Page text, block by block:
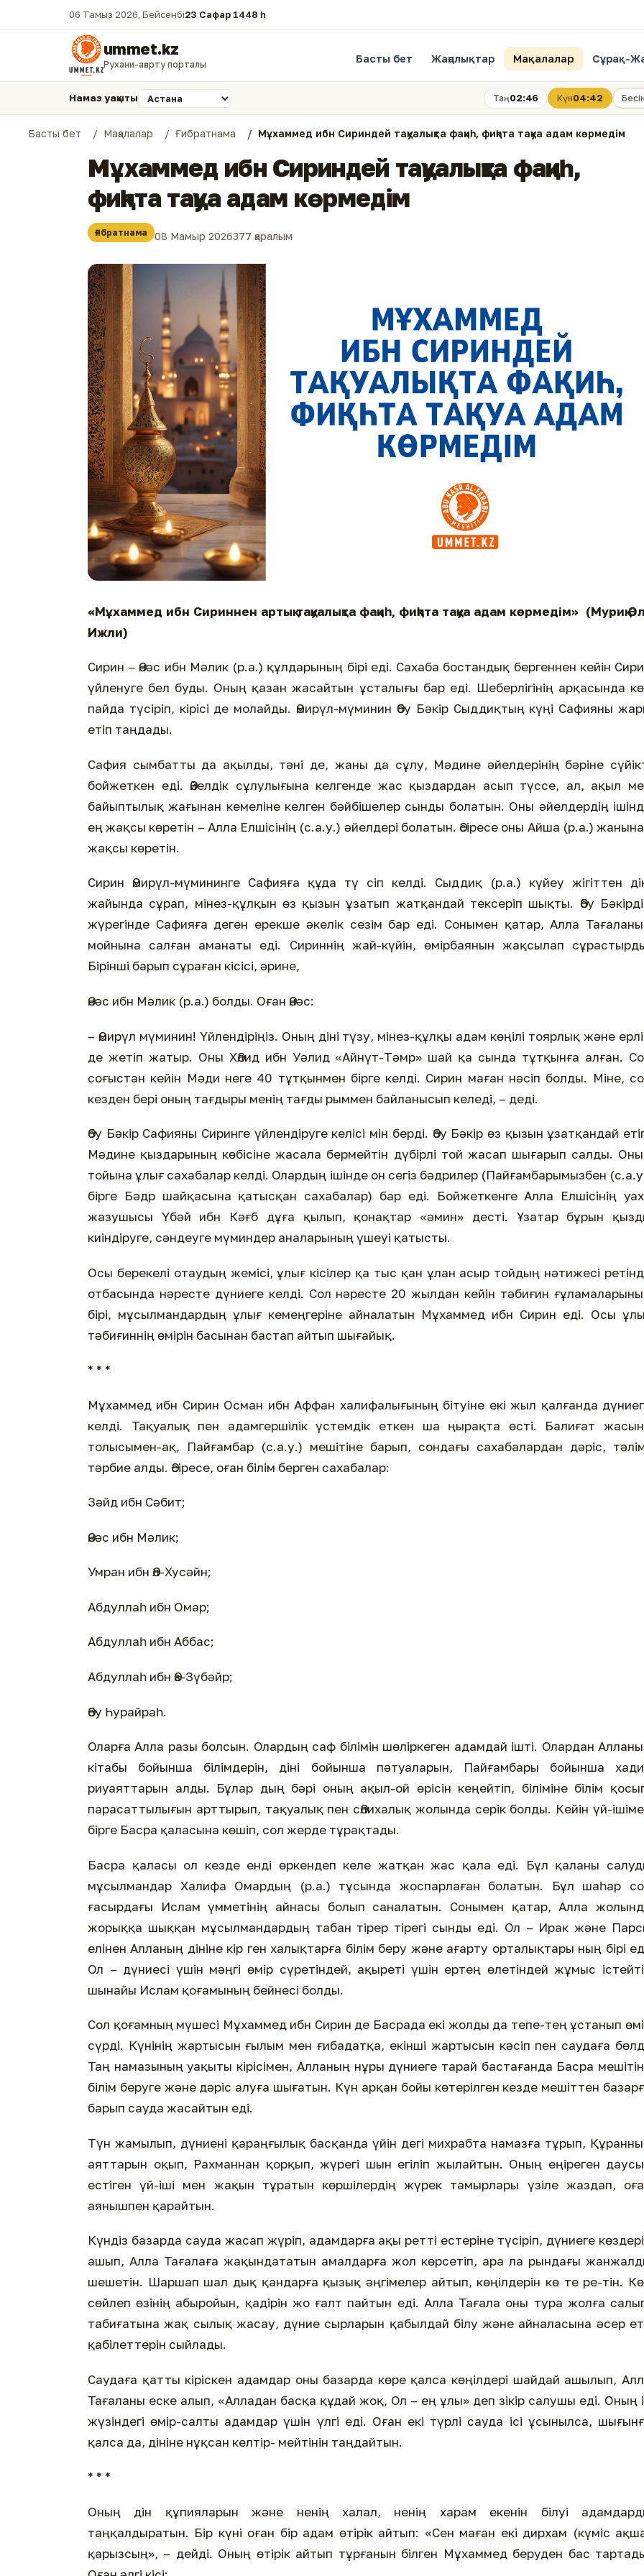
06 Тамыз 2026, Бейсенбі23 Сафар 1448 һ.
ummet.kz
Рухани-ағарту порталы Басты бет Жаңалықтар Мақалалар Сұрақ-
Намаз уақыты Таң02:46 Күн04:42 Бесін
Басты бет Мақалалар Ғибратнама Мұхаммед ибн Сириндей тақуалықта фақиһ, фиқһта тақуа адам көрмедім
Мұхаммед ибн Сириндей тақуалықта фақиһ,
фиқһта тақуа адам көрмедім
Ғибратнама 08 Мамыр 2026377 қаралым
«Мұхаммед ибн Сириннен артық тақуалықта фақиһ, фиқһта тақуа адам көрмедім» (Муриқ
Ижли)
Сирин – Әнәс ибн Мәлик (р.а.) құлдарының бірі еді. Сахаба бостандық бергеннен кейін
үйленуге бел буды. Оның қазан жасайтын ұсталығы бар еді. Шеберлігінің арқасында
пайда түсіріп, кірісі де молайды. Әмирүл-мүминин Әбу Бәкір Сыддиқтың күңі Сафияны
етіп таңдады.
Сафия сымбатты да ақылды, тәні де, жаны да сұлу, Мәдине әйелдерінің бәріне
бойжеткен еді. Әйелдік сұлулығына келгенде жас қыздардан асып түссе, ал, ақыл
байыптылық жағынан кемеліне келген бәйбішелер сынды болатын. Оны әйелдердің
ең жақсы көретін – Алла Елшісінің (с.а.у.) әйелдері болатын. Әсіресе оны Айша (р.а.)
жақсы көретін.
Сирин Әмирүл-мүмининге Сафияға құда тү­ сіп келді. Сыддиқ (р.а.) күйеу жігіттен
жайында сұрап, мінез-құлқын өз қызын ұзатып жатқандай тексеріп шықты. Әбу
жүрегінде Сафияға деген ерекше әкелік сезім бар еді. Сонымен қатар, Алла
мойнына салған аманаты еді. Сириннің жай-күйін, өмірбаянын жақсылап
Бірінші барып сұраған кісісі, әрине,
Әнәс ибн Мәлик (р.а.) болды. Оған Әнәс:
– Әмирүл мүминин! Үйлендіріңіз. Оның діні түзу, мінез-құлқы адам көңілі тоярлық және
де жетіп жатыр. Оны ХӘлид ибн Уәлид «Айнүт-Тәмр» шай­ қа­ сында тұтқынға алған.
соғыстан кейін Мәди неге 40 тұтқынмен бірге келді. Сирин маған нәсіп болды. Міне,
кезден бері оның тағдыры менің тағды­ рыммен байланысып келеді, – деді.
Әбу Бәкір Сафияны Сиринге үйлендіруге келісі­ мін берді. Әбу Бәкір өз қызын ұзатқандай
Мәдине қыздарының көбісіне жасала бермейтін дүбірлі той жасап шығарып салды.
тойына ұлығ сахабалар келді. Олардың ішінде он сегіз бәдрилер (Пайғамбарымызбен
бірге Бәдр шайқасына қатысқан сахабалар) бар еді. Бойжеткенге Алла Елшісінің
жазушысы Үбәй ибн Кәғб дұға қылып, қонақтар «әмин» десті. Ұзатар бұрын
киіндіруге, сәндеуге мүминдер аналарының үшеуі қатысты.
Осы берекелі отаудың жемісі, ұлығ кісілер қа­ тыс­ қан ұлан асыр тойдың нәтижесі
отбасында нәресте дүниеге келді. Сол нәресте 20 жылдан кейін тәбиғин
бірі, мұсылмандардың ұлығ кемеңгеріне айналатын Мұхаммед ибн Сирин еді. Осы
тәбиғиннің өмірін басынан бастап айтып шығайық.
* * *
Мұхаммед ибн Сирин Осман ибн Аффан халифалығының бітуіне екі жыл қалғанда
келді. Тақуалық пен адамгершілік үстемдік еткен ша­ ңырақта өсті. Балиғат
толысымен-ақ, Пайғамбар (с.а.у.) мешітіне барып, сондағы сахабалардан дәріс,
тәрбие алды. Әсіресе, оған білім берген сахабалар:
Зәйд ибн Сәбит;
Әнәс ибн Мәлик;
Умран ибн Әл-Хусәйн;
Абдуллаһ ибн Омар;
Абдуллаһ ибн Аббас;
Абдуллаһ ибн Әз-Зүбәйр;
Әбу Һурайраһ.
Оларға Алла разы болсын. Олардың саф білімін шөліркеген адамдай ішті. Олардан
кітабы бойынша білімдерін, діні бойынша пәтуаларын, Пайғамбары бойынша
риуаяттарын алды. Бұлар­ дың бәрі оның ақыл-ой өрісін кеңейтіп, біліміне білім
парасаттылығын арттырып, тақуалық пен сӘлихалық жолында серік болды. Кейін үй-
бірге Басра қаласына көшіп, сол жерде тұрақтады.
Басра қаласы ол кезде енді өркендеп келе жатқан жас қала еді. Бұл қаланы
мұсылмандар Халифа Омардың (р.а.) тұсында жоспарлаған болатын. Бұл шаһар
ғасырдағы Ислам үмметінің айнасы болып саналатын. Сонымен қатар, Алла
жорыққа шыққан мұсылмандардың табан тірер тірегі сынды еді. Ол – Ирак және
елінен Алланың дініне кір­ ген халықтарға білім беру және ағарту орталықтары­ ның бірі
Ол – дүниесі үшін мәңгі өмір сүретіндей, ақыреті үшін ертең өлетіндей жұмыс
шынайы Ислам қоғамының бейнесі болды.
Сол қоғамның мүшесі Мұхаммед ибн Сирин де Басрада екі жолды да тепе-тең ұстанып
сүрді. Күнінің жартысын ғылым мен ғибадатқа, екінші жартысын кәсіп пен саудаға
Таң намазының уақыты кірісімен, Алланың нұры дүниеге тарай бастағанда Басра
білім беруге және дәріс алуға шығатын. Күн арқан бойы көтерілген кезде мешіттен
барып сауда жасайтын еді.
Түн жамылып, дүниені қараңғылық басқанда үйін­ дегі михрабта намазға тұрып,
аяттарын оқып, Рахманнан қорқып, жүрегі шын егіліп жылайтын. Оның еңіреген
естіген үй-іші мен жақын тұратын көршілердің жүрек тамырлары үзіле жаздап,
аянышпен қарайтын.
Күндіз базарда сауда жасап жүріп, адамдарға ақы ретті естеріне түсіріп, дүниеге
ашып, Алла Тағалаға жақындататын амалдарға жол көрсетіп, ара­ ла­ рындағы
шешетін. Шаршап шал­ дық­ қандарға қызық әңгімелер айтып, көңілдерін кө­ те­ ре-тін.
сөйлеп өзінің абыройын, қадірін жо­ ғалт­ пайтын еді. Алла Тағала оны тура жолға
табиғатына жақ­ сылық жасау, дүние сырларын қабылдай білу және айналасына әсер
қабілеттерін сыйлады.
Саудаға қатты кіріскен адамдар оны базарда көре қалса көңілдері шайдай ашылып,
Тағаланы еске алып, «Алладан басқа құдай жоқ, Ол – ең ұлы» деп зікір салушы еді. Оның
жүзіндегі өмір-салты адамдар үшін үлгі еді. Оған екі түрлі сауда ісі ұсынылса,
қалса да, дініне нұқсан келтір- мейтінін таңдайтын.
* * *
Оның дін құпияларын және ненің халал, ненің харам екенін білуі
таңқалдыратын. Бір күні оған бір адам өтірік айтып: «Сен маған екі дирхам (күміс
қарызсың», – дейді. Оның өтірік айтып тұрғанын білген Мұхаммед беруден бас